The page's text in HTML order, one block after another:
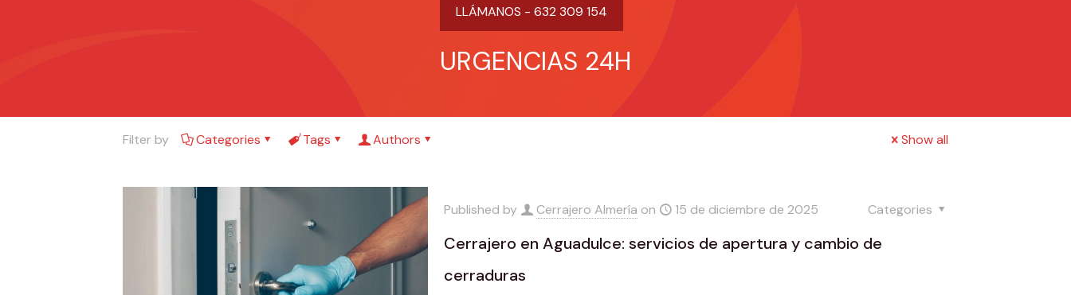
LLÁMANOS - 632 309 154
URGENCIAS 24H
Filter by Categories Tags Authors Show all
Published by Cerrajero Almería on 15 de diciembre de 2025 Categories
Cerrajero en Aguadulce: servicios de apertura y cambio de
cerraduras